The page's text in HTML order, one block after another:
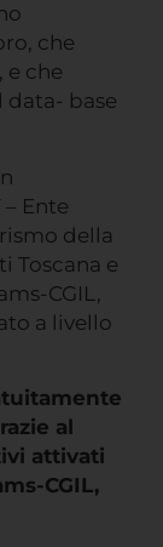
che
che
data- base
Ente
della
Toscana e
CGIL,
a livello
al
attivati
CGIL,